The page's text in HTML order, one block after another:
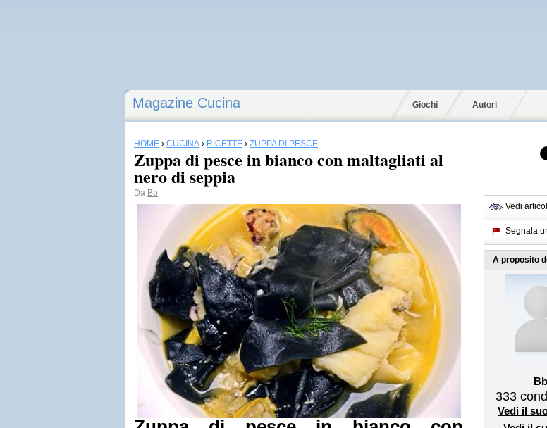
Magazine Cucina Giochi Autori
HOME › CUCINA › RICETTE › ZUPPA DI PESCE
Zuppa di pesce in bianco con maltagliati al
nero di seppia
Da Bb
Vedi
Segnala
A proposito
Bb
333
Vedi il